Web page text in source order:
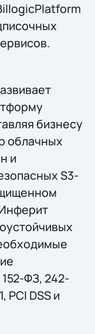
бизнесу
облачных
и
S3-
ФЗ, 242-
PCI DSS и